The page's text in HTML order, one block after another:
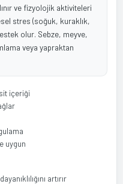
ve fizyolojik aktiviteleri
stres (soğuk, kuraklık,
olur. Sebze, meyve,
veya yapraktan
içeriği
uygun
artırır